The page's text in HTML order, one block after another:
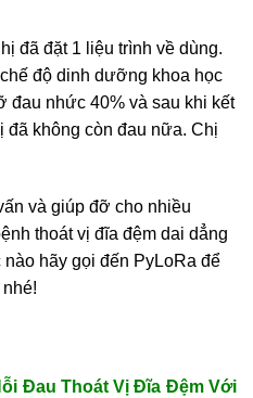
đã đặt 1 liệu trình về dùng.
độ dinh dưỡng khoa học
đau nhức 40% và sau khi kết
đã không còn đau nữa. Chị
và giúp đỡ cho nhiều
thoát vị đĩa đệm dai dẳng
hãy gọi đến PyLoRa để
Đau Thoát Vị Đĩa Đệm Với